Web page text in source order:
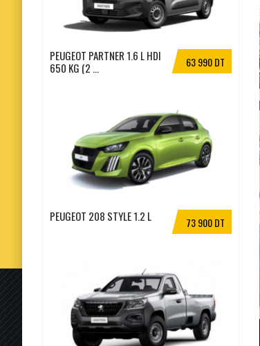
63 990 DT
PEUGEOT PARTNER 1.6 L HDI
650 KG (2 ...
73 900 DT
PEUGEOT 208 STYLE 1.2 L